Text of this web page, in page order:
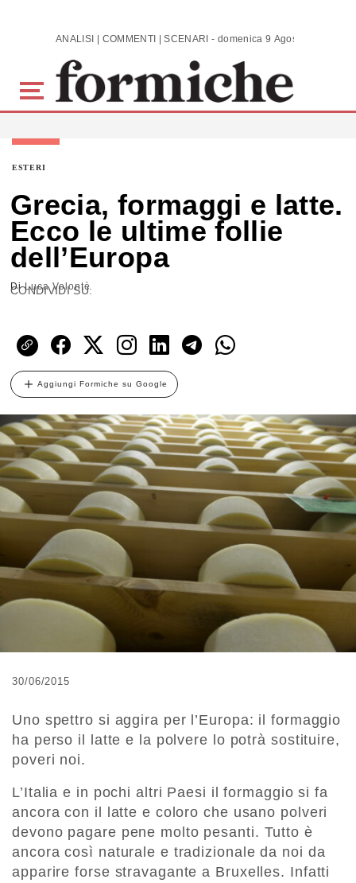
Skip to main content ANALISI | COMMENTI | SCENARI - domenica 9 Agosto 2026
ESTERI
Grecia, formaggi e latte.
Ecco le ultime follie
dell’Europa
DiLuca Volontè
CONDIVIDI SU:
Aggiungi Formiche su Google
30/06/2015
Uno spettro si aggira per l’Europa: il formaggio
ha perso il latte e la polvere lo potrà sostituire,
poveri noi.
L’Italia e in pochi altri Paesi il formaggio si fa
ancora con il latte e coloro che usano polveri
devono pagare pene molto pesanti. Tutto è
ancora così naturale e tradizionale da noi da
apparire forse stravagante a Bruxelles. Infatti